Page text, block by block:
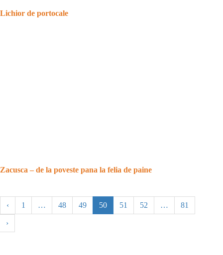
Lichior de portocale
Zacusca – de la poveste pana la felia de paine
‹ 1 … 48 49 50 51 52 … 81
›